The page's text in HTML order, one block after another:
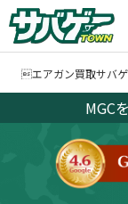
エアガン買取サバ
MGC